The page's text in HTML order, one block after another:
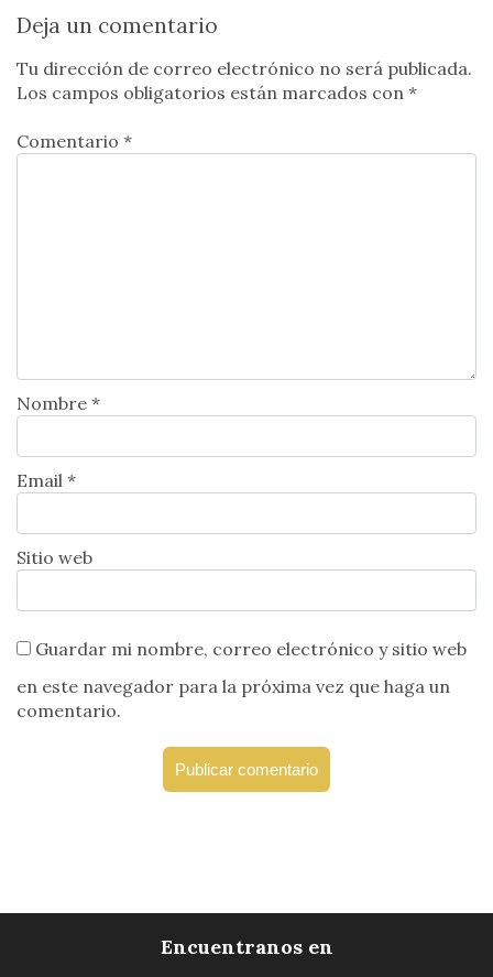
Deja un comentario
Tu dirección de correo electrónico no será publicada.
Los campos obligatorios están marcados con *
Comentario *
Nombre *
Email *
Sitio web
Guardar mi nombre, correo electrónico y sitio web
en este navegador para la próxima vez que haga un
comentario.
Encuentranos en